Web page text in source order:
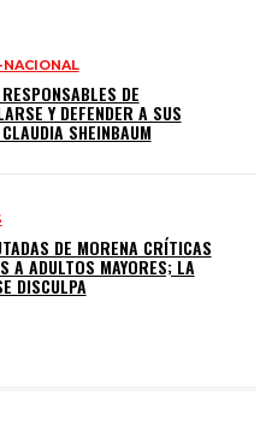
DE
Y DEFENDER A SUS
SHEINBAUM
DE MORENA CRÍTICAS
A ADULTOS MAYORES; LA
DISCULPA